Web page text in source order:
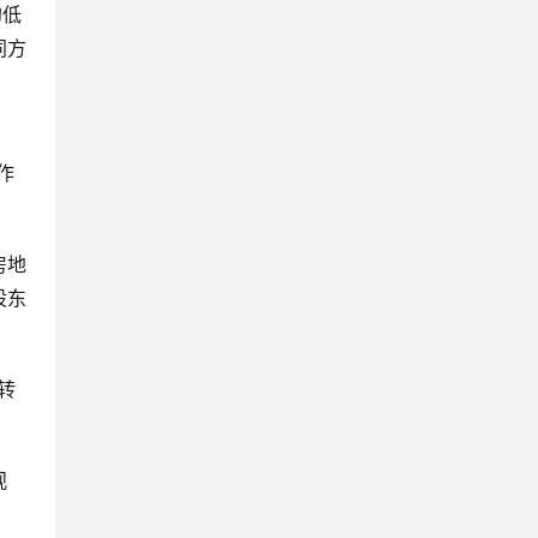
方
地
东